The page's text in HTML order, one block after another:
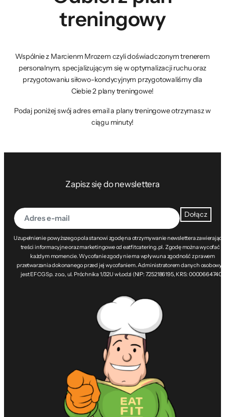
treningowy
Wspólnie z Marcienm Mrozem czyli doświadczonym trenerem
personalnym, specjalizującym się w optymalizacji ruchu oraz
przygotowaniu siłowo-kondycyjnym przygotowaliśmy dla
Ciebie 2 plany treningowe!
Podaj poniżej swój adres email a plany treningowe otrzymasz w
ciągu minuty!
Zapisz się do newslettera
Uzupełnienie powyższego pola stanowi zgodę na otrzymywanie newslettera
treści informacyjne oraz marketingowe od eatfitcatering.pl. Zgodę można wycofać w
każdym momencie. Wycofanie zgody nie ma wpływu na zgodność z prawem
przetwarzania dokonanego przed jej wycofaniem. Administratorem danych
jest EFCG Sp. z o.o., ul. Próchnika 1/32U w Łodzi (NIP: 7252186195, KRS: 0000664740).
Dołącz